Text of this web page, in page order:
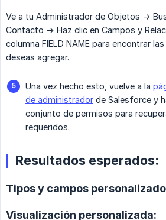
Ve a tu Administrador de Objetos ->
Contacto -> Haz clic en Campos y
columna FIELD NAME para encontrar
deseas agregar.
Una vez hecho esto, vuelve a la
de administrador de Salesforce y
conjunto de permisos para
requeridos.
Resultados esperados:
Tipos y campos
Visualización personalizada: